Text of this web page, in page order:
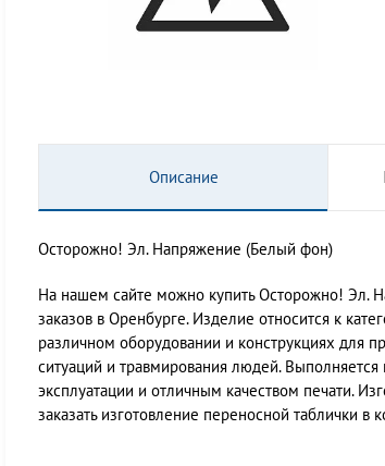
Описание
Осторожно! Эл. Напряжение (Белый фон)
На нашем сайте можно купить Осторожно! Эл.
заказов в Оренбурге. Изделие относится к
различном оборудовании и конструкциях для
ситуаций и травмирования людей.
эксплуатации и отличным качеством печати.
заказать изготовление переносной таблички